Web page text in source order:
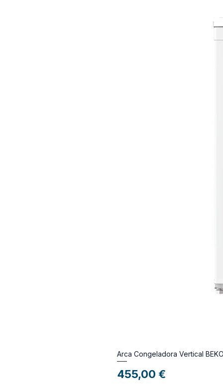
Arca Congeladora Vertical
Preço
455,00 €